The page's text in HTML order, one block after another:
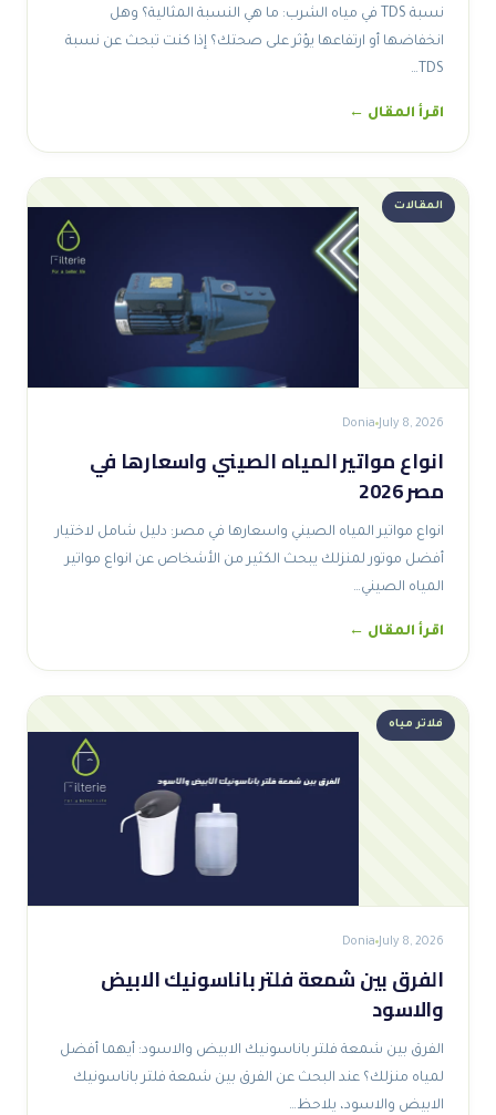
نسبة TDS في مياه الشرب: ما هي النسبة المثالية؟ وهل
انخفاضها أو ارتفاعها يؤثر على صحتك؟ إذا كنت تبحث عن نسبة
TDS…
اقرأ المقال ←
المقالات
July 8, 2026
Donia
انواع مواتير المياه الصيني واسعارها في
مصر 2026
انواع مواتير المياه الصيني واسعارها في مصر: دليل شامل لاختيار
أفضل موتور لمنزلك يبحث الكثير من الأشخاص عن انواع مواتير
المياه الصيني…
اقرأ المقال ←
فلاتر مياه
July 8, 2026
Donia
الفرق بين شمعة فلتر باناسونيك الابيض
والاسود
الفرق بين شمعة فلتر باناسونيك الابيض والاسود: أيهما أفضل
لمياه منزلك؟ عند البحث عن الفرق بين شمعة فلتر باناسونيك
الابيض والاسود، يلاحظ…